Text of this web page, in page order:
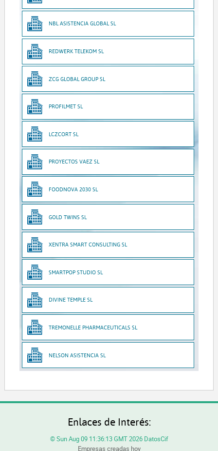
NBL ASISTENCIA GLOBAL SL
REDWERK TELEKOM SL
ZCG GLOBAL GROUP SL
PROFILMET SL
LCZCORT SL
PROYECTOS VAEZ SL
FOODNOVA 2030 SL
GOLD TWINS SL
XENTRA SMART CONSULTING SL
SMARTPOP STUDIO SL
DIVINE TEMPLE SL
TREMONELLE PHARMACEUTICALS SL
NELSON ASISTENCIA SL
Enlaces de Interés:
© Sun Aug 09 11:36:13 GMT 2026 DatosCif
Empresas creadas hoy